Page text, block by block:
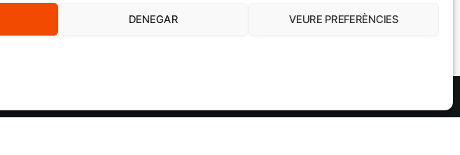
DENEGAR VEURE PREFERÈNCIES